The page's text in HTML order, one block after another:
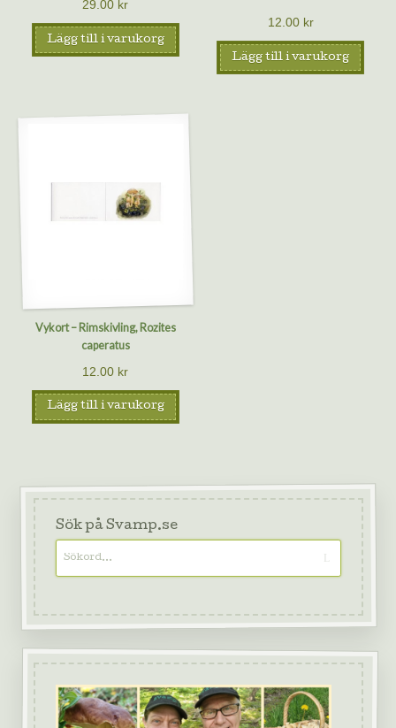
29.00 kr
Lägg till i varukorg
12.00 kr
Lägg till i varukorg
Vykort – Rimskivling, Rozites
caperatus
12.00 kr
Lägg till i varukorg
Sök på Svamp.se